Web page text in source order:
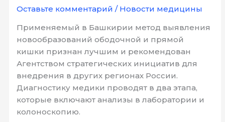
Оставьте комментарий / Новости медицины
Применяемый в Башкирии метод выявления
новообразований ободочной и прямой
кишки признан лучшим и рекомендован
Агентством стратегических инициатив для
внедрения в других регионах России.
Диагностику медики проводят в два этапа,
которые включают анализы в лаборатории и
колоноскопию.